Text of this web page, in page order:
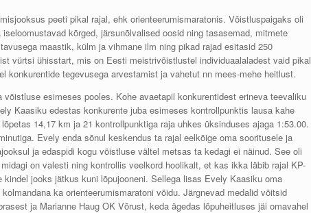
peeti pikal rajal, ehk orienteerumismaratonis. Võistluspaigaks oli
kõrged, järsunõlvalised oosid ning tasasemad, mitmete
maastik, külm ja vihmane ilm ning pikad rajad esitasid 250
vürtsi ühisstart, mis on Eesti meistrivõistlustel individuaalaladest vaid pikal
konkurentide tegevusega arvestamist ja vahetut nn mees-mehe heitlust.
esimeses pooles. Kohe avaetapil konkurentidest erineva teevaliku
Kaasiku edestas konkurente juba esimeses kontrollpunktis lausa kahe
14,17 km ja 21 kontrollpunktiga raja uhkes üksinduses ajaga 1:53.00.
Evely enda sõnul keskendus ta rajal eelkõige oma sooritusele ja
ja edaspidi kogu võistluse vältel metsas ta kedagi ei näinud. See oli
on valesti ning kontrollis veelkord hoolikalt, et kas ikka läbib rajal KP-
jooks jätkus kuni lõpujooneni. Sellega lisas Evely Kaasiku oma
ka orienteerumismaratoni võidu. Järgnevad medalid võitsid
ja Marianne Haug OK Võrust, keda ägedas lõpuheitluses jäi omavahel